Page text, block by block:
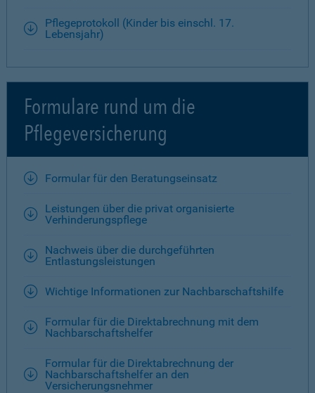
Pflegeprotokoll (Kinder bis einschl. 17.
Lebensjahr)
Formulare rund um die
Pflegeversicherung
Formular für den Beratungseinsatz
Leistungen über die privat organisierte
Verhinderungspflege
Nachweis über die durchgeführten
Entlastungsleistungen
Wichtige Informationen zur Nachbarschaftshilfe
Formular für die Direktabrechnung mit dem
Nachbarschaftshelfer
Formular für die Direktabrechnung der
Nachbarschaftshelfer an den
Versicherungsnehmer